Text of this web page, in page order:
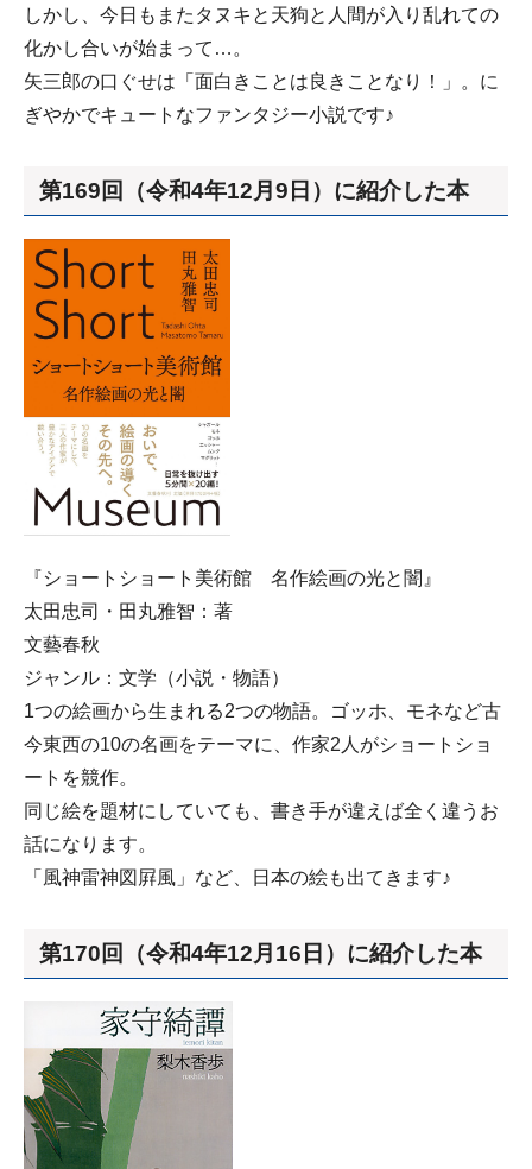
しかし、今日もまたタヌキと天狗と人間が入り乱れての
化かし合いが始まって…。
矢三郎の口ぐせは「面白きことは良きことなり！」。に
ぎやかでキュートなファンタジー小説です♪
第169回（令和4年12月9日）に紹介した本
『ショートショート美術館 名作絵画の光と闇』
太田忠司・田丸雅智：著
文藝春秋
ジャンル：文学（小説・物語）
1つの絵画から生まれる2つの物語。ゴッホ、モネなど古
今東西の10の名画をテーマに、作家2人がショートショ
ートを競作。
同じ絵を題材にしていても、書き手が違えば全く違うお
話になります。
「風神雷神図屛風」など、日本の絵も出てきます♪
第170回（令和4年12月16日）に紹介した本